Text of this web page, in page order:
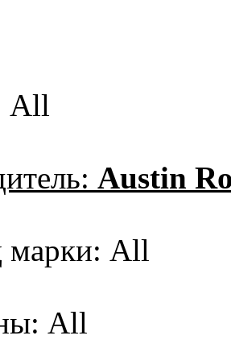
All
Austin
марки: All
All